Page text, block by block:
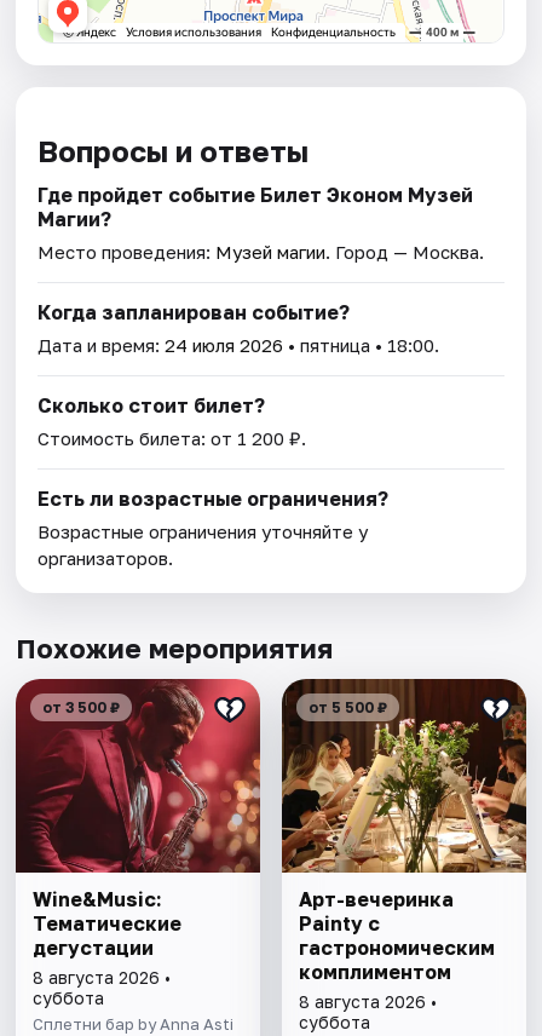
Вопросы и ответы
Где пройдет событие Билет Эконом Музей
Магии?
Место проведения: Музей магии. Город — Москва.
Когда запланирован событие?
Дата и время:24 июля 2026 • пятница • 18:00.
Сколько стоит билет?
Стоимость билета: от 1 200 ₽.
Есть ли возрастные ограничения?
Возрастные ограничения уточняйте у
организаторов.
Похожие мероприятия
от 3 500 ₽
Wine&Music:
Тематические
дегустации
8 августа 2026 •
суббота
Сплетни бар by Anna Asti
от 5 500 ₽
Арт-вечеринка
Painty с
гастрономическим
комплиментом
8 августа 2026 •
суббота